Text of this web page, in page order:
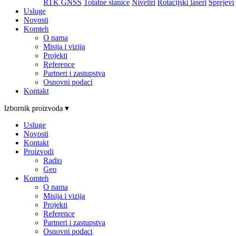
RTK GNSS Totalne stanice Niveliri Rotacijski laseri Sprejevi
Usluge
Novosti
Komteh
O nama
Misija i vizija
Projekti
Reference
Partneri i zastupstva
Osnovni podaci
Kontakt
Izbornik proizvoda ▾
Usluge
Novosti
Kontakt
Proizvodi
Radio
Geo
Komteh
O nama
Misija i vizija
Projekti
Reference
Partneri i zastupstva
Osnovni podaci